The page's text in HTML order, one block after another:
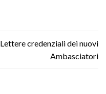
Lettere credenziali dei nuovi
Ambasciatori